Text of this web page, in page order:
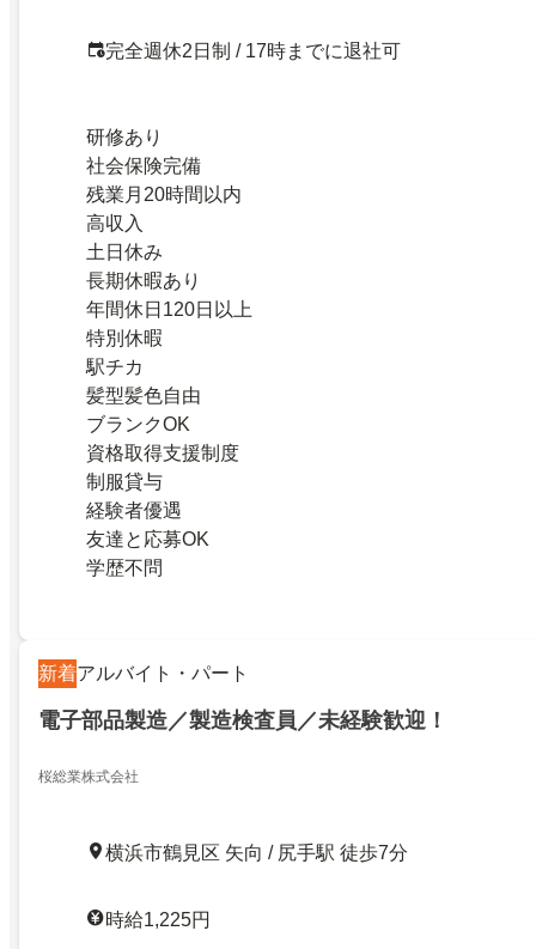
完全週休2日制 / 17時までに退社可
研修あり
社会保険完備
残業月20時間以内
高収入
土日休み
長期休暇あり
年間休日120日以上
特別休暇
駅チカ
髪型髪色自由
ブランクOK
資格取得支援制度
制服貸与
経験者優遇
友達と応募OK
学歴不問
新着アルバイト・パート
電子部品製造／製造検査員／未経験歓迎！
桜総業株式会社
横浜市鶴見区 矢向 / 尻手駅 徒歩7分
時給1,225円